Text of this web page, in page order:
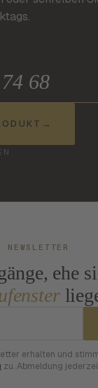
68
→
NEWSLETTER
ehe
erhalten und
zu. Abmeldung